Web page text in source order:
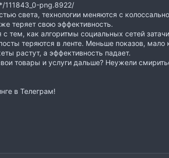
png.8922/
света, технологии меняются с
теряет свою эффективность.
тем, как алгоритмы социальных сетей
теряются в ленте. Меньше показов, мало
растут, а эффективность падает.
товары и услуги дальше? Неужели
в Телеграм!